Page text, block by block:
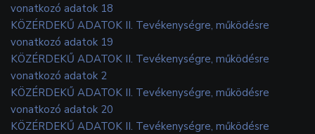
vonatkozó adatok 18
KÖZÉRDEKŰ ADATOK II. Tevékenységre, működésre
vonatkozó adatok 19
KÖZÉRDEKŰ ADATOK II. Tevékenységre, működésre
vonatkozó adatok 2
KÖZÉRDEKŰ ADATOK II. Tevékenységre, működésre
vonatkozó adatok 20
KÖZÉRDEKŰ ADATOK II. Tevékenységre, működésre